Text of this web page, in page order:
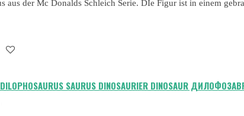
aus der Mc Donalds Schleich Serie. DIe Figur ist in einem
SAURUS DINOSAURIER DINOSAUR